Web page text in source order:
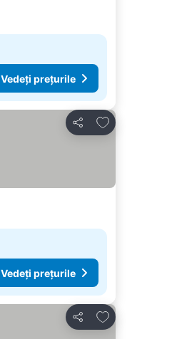
Vedeți prețurile
Distribuiți
Adăugaţi la
Vedeți prețurile
Distribuiți
Adăugaţi la